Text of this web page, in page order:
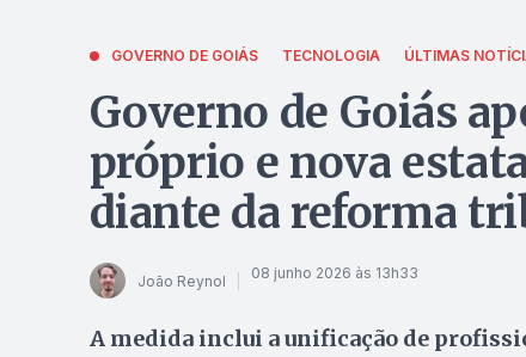
GOVERNO DE GOIÁS TECNOLOGIA ÚLTIMAS
Governo de Goiás
próprio e nova
diante da reforma
João Reynol 08 junho 2026 às 13h33
A medida inclui a unificação de